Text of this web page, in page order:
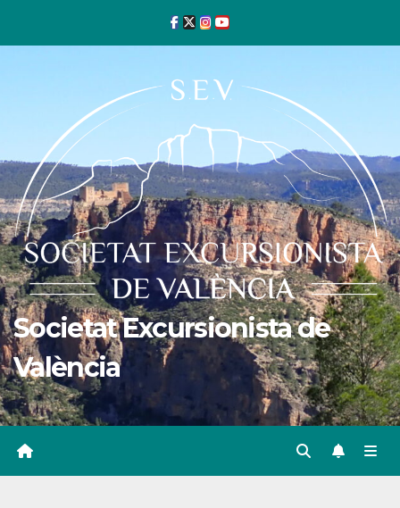
Societat Excursionista de
València